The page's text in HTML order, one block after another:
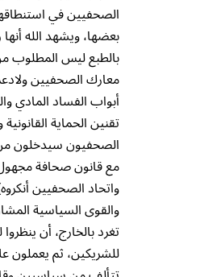
الصحفيين في
بعضها، ويشهد الله
بالطبع ليس المطلوب
معارك الصحفيين
أبواب الفساد
تقنين الحماية
الصحفيون سيدخلون
مع قانون صحافة
واتحاد الصحفيين
والقوى السياسية
تغرد بالخارج، أن ينظروا
للشريكين، ثم يعملون